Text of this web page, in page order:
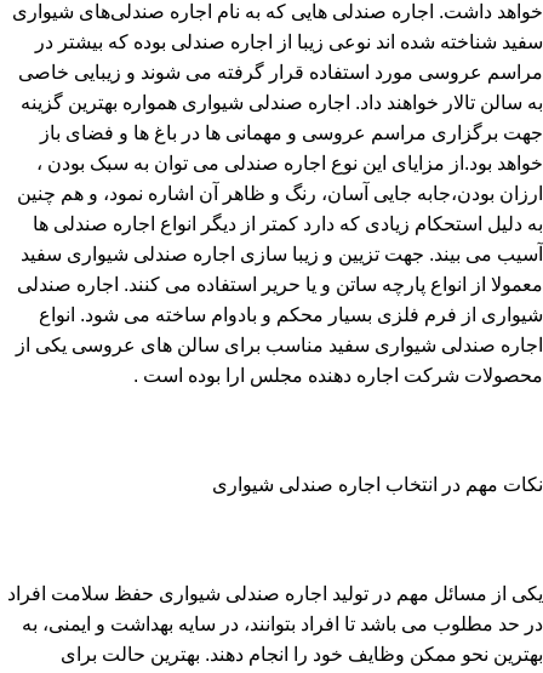
خواهد داشت. اجاره صندلی هایی که به نام اجاره صندلی‌های شیواری
سفید شناخته شده اند نوعی زیبا از اجاره صندلی بوده که بیشتر در
مراسم عروسی مورد استفاده قرار گرفته می شوند و زیبایی خاصی
به سالن تالار خواهند داد. اجاره صندلی شیواری همواره بهترین گزینه
جهت برگزاری مراسم عروسی و مهمانی ها در باغ ها و فضای باز
خواهد بود.از مزایای این نوع اجاره صندلی می توان به سبک بودن ،
ارزان بودن،جابه جایی آسان، رنگ و ظاهر آن اشاره نمود، و هم چنین
به دلیل استحکام زیادی که دارد کمتر از دیگر انواع اجاره صندلی ها
آسیب می بیند. جهت تزیین و زیبا سازی اجاره صندلی شیواری سفید
معمولا از انواع پارچه ساتن و یا حریر استفاده می کنند. اجاره صندلی
شیواری از فرم فلزی بسیار محکم و بادوام ساخته می شود. انواع
اجاره صندلی شیواری سفید مناسب برای سالن های عروسی یکی از
محصولات شرکت اجاره دهنده مجلس ارا بوده است .
نکات مهم در انتخاب اجاره صندلی شیواری
یکی از مسائل مهم در تولید اجاره صندلی شیواری حفظ سلامت افراد
در حد مطلوب می باشد تا افراد بتوانند، در سایه بهداشت و ایمنی، به
بهترین نحو ممکن وظایف خود را انجام دهند. بهترین حالت برای